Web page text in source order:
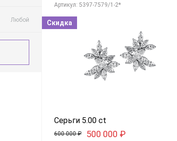
Любой
Aртикул: 5397-7579/1-2*
Скидка
Серьги 5.00 ct
600 000₽ 500 000 ₽